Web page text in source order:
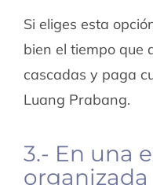
Si eliges esta
bien el tiempo que
cascadas y paga
Luang Prabang.
3.- En una
organizada